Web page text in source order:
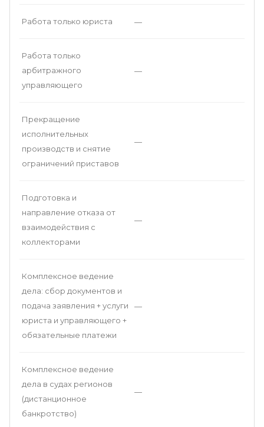
Работа только юриста —
Работа только
арбитражного
управляющего
—
Прекращение
исполнительных
производств и снятие
ограничений приставов
—
Подготовка и
направление отказа от
взаимодействия с
коллекторами
—
Комплексное ведение
дела: сбор документов и
подача заявления + услуги
юриста и управляющего +
обязательные платежи
—
Комплексное ведение
дела в судах регионов
(дистанционное
банкротство)
—